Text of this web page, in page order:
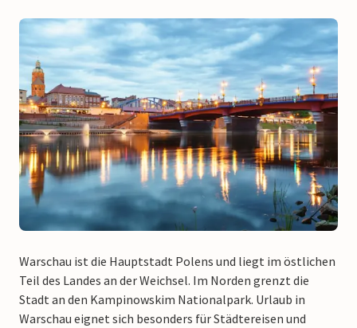
Warschau ist die Hauptstadt Polens und liegt im östlichen
Teil des Landes an der Weichsel. Im Norden grenzt die
Stadt an den Kampinowskim Nationalpark. Urlaub in
Warschau eignet sich besonders für Städtereisen und